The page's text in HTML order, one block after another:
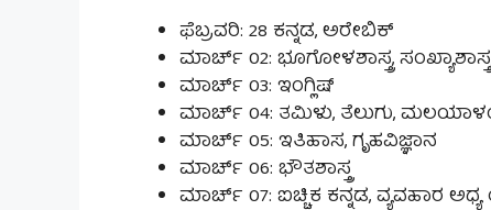
ಫೆಬ್ರವರಿ: 28 ಕನ್ನಡ, ಅರೇಬಿಕ್
ಮಾರ್ಚ್ 02: ಭೂಗೋಳಶಾಸ್ತ್ರ,
ಮಾರ್ಚ್ 03: ಇಂಗ್ಲಿಷ್
ಮಾರ್ಚ್ 04: ತಮಿಳು, ತೆಲುಗು,
ಮಾರ್ಚ್ 05: ಇತಿಹಾಸ, ಗೃಹವಿಜ್ಞಾನ
ಮಾರ್ಚ್ 06: ಭೌತಶಾಸ್ತ್ರ
ಮಾರ್ಚ್ 07: ಐಚ್ಚಿಕ ಕನ್ನಡ, ವ್ಯವಹಾರ